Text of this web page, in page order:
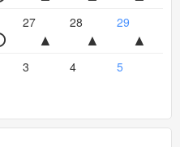
27 28 29
3 4 5